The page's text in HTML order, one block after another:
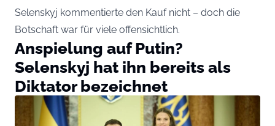
Selenskyj kommentierte den Kauf nicht – doch die
Botschaft war für viele offensichtlich.
Anspielung auf Putin?
Selenskyj hat ihn bereits als
Diktator bezeichnet